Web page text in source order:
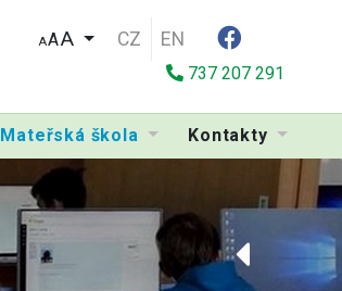
AA CZ EN
737 207 291
Mateřská škola Kontakty